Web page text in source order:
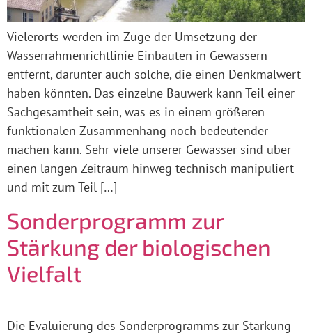
Vielerorts werden im Zuge der Umsetzung der
Wasserrahmenrichtlinie Einbauten in Gewässern
entfernt, darunter auch solche, die einen Denkmalwert
haben könnten. Das einzelne Bauwerk kann Teil einer
Sachgesamtheit sein, was es in einem größeren
funktionalen Zusammenhang noch bedeutender
machen kann. Sehr viele unserer Gewässer sind über
einen langen Zeitraum hinweg technisch manipuliert
und mit zum Teil […]
Sonderprogramm zur
Stärkung der biologischen
Vielfalt
Die Evaluierung des Sonderprogramms zur Stärkung